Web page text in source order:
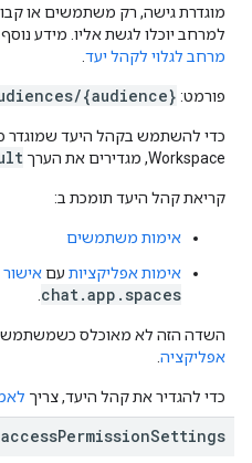
למרחב יוכלו לגשת אליו. מידע
מרחב לגלוי לקהל יעד
פורמט: {audience}
Workspace, מגדירים את הערך
קריאת קהל היעד תומכת ב:
אימות משתמשים
אימות אפליקציות עם אישור
chat.app.spaces
השדה הזה לא מאוכלס
אפליקציה
כדי להגדיר את קהל היעד, צריך
accessPermissionSettings